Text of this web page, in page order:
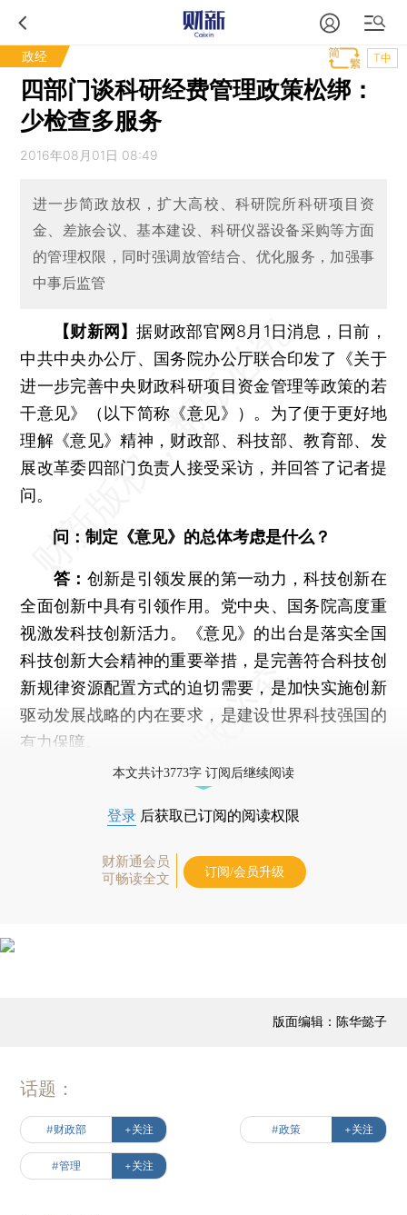
政经 T中
四部门谈科研经费管理政策松绑：
少检查多服务
2016年08月01日 08:49
进一步简政放权，扩大高校、科研院所科研项目资
金、差旅会议、基本建设、科研仪器设备采购等方面
的管理权限，同时强调放管结合、优化服务，加强事
中事后监管
【财新网】据财政部官网8月1日消息，日前，
中共中央办公厅、国务院办公厅联合印发了《关于
进一步完善中央财政科研项目资金管理等政策的若
干意见》（以下简称《意见》）。为了便于更好地
理解《意见》精神，财政部、科技部、教育部、发
展改革委四部门负责人接受采访，并回答了记者提
问。
问：制定《意见》的总体考虑是什么？
答： 创新是引领发展的第一动力，科技创新在
全面创新中具有引领作用。党中央、国务院高度重
视激发科技创新活力。《意见》的出台是落实全国
科技创新大会精神的重要举措，是完善符合科技创
新规律资源配置方式的迫切需要，是加快实施创新
驱动发展战略的内在要求，是建设世界科技强国的
有力保障。
本文共计3773字 订阅后继续阅读
登录 后获取已订阅的阅读权限
财新通会员
可畅读全文
订阅/会员升级
版面编辑：陈华懿子
话题：
#财政部 +关注 #政策 +关注
#管理 +关注